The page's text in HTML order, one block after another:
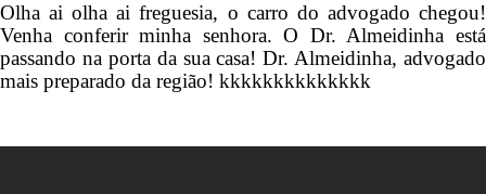
Olha ai olha ai freguesia, o carro do advogado chegou!
Venha conferir minha senhora. O Dr. Almeidinha está
passando na porta da sua casa! Dr. Almeidinha, advogado
mais preparado da região! kkkkkkkkkkkkkk